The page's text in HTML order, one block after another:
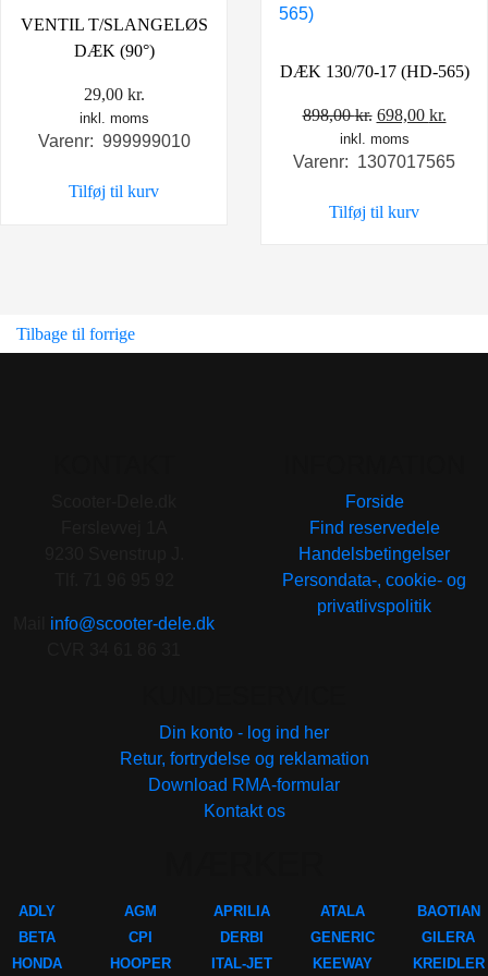
VENTIL T/SLANGELØS
DÆK (90°)
29,00 kr.
inkl. moms
Varenr: 999999010
Tilføj til kurv
DÆK 130/70-17 (HD-565)
898,00kr. Den
oprindelige
pris
898,00 kr..
698,00 kr.
pris
inkl. moms
Varenr: 1307017565
Tilføj til kurv
Tilbage til forrige
info@scooter-dele.dk
Forside
Find reservedele
Handelsbetingelser
Persondata-, cookie- og
privatlivspolitik
Din konto - log ind her
Retur, fortrydelse og reklamation
Download RMA-formular
Kontakt os
ADLY
BETA
HONDA
AGM
CPI
HOOPER
APRILIA
DERBI
ITAL-JET
ATALA
GENERIC
KEEWAY
BAOTIAN
GILERA
KREIDLER